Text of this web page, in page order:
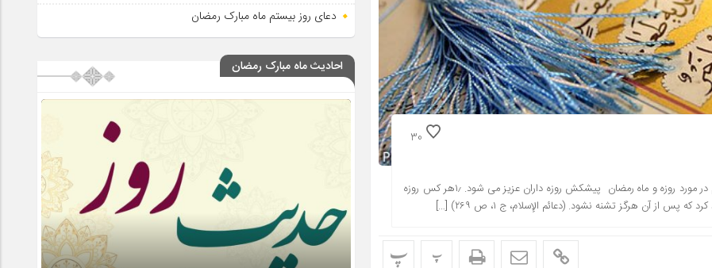
30
همزمان با فرا رسیدن ماه مبارک رمضان ۵۲ حدیث از پیامبر بزرگوار اسلام در مورد روزه و ماه رمضان پیشکش روزه داران عزیز می شود. ۱٫هر کس روزه‌
از آن هرگز تشنه نشود. (دعائم الإسلام، ج ۱، ص ۲۶۹) […]
پ پ
دعای روز بیستم ماه مبارک رمضان
احادیث ماه مبارک رمضان